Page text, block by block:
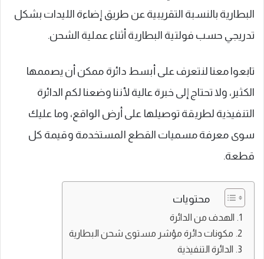
البطارية بالنسبة التقريبية عن طريق إضاءة الليدات بشكل
تدريجي حسب فولتية البطارية أثناء عملية الشحن.
تابعوا معنا لنتعرف على أبسط دائرة ممكن أن يصممها
الكثير، ولا تحتاج إلى خبرة عالية لأننا وضعنا لكم الدائرة
التنفيذية لطريقة توصيلها على أرض الواقع، وما عليك
سوى معرفة مسميات القطع المستخدمة وقيمة كل
قطعة.
محتويات
الهدف من الدائرة
مكونات دائرة مؤشر مستوى شحن البطارية
الدائرة التنفيذية